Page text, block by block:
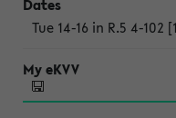
Tue 14-16 in R.5 4-102